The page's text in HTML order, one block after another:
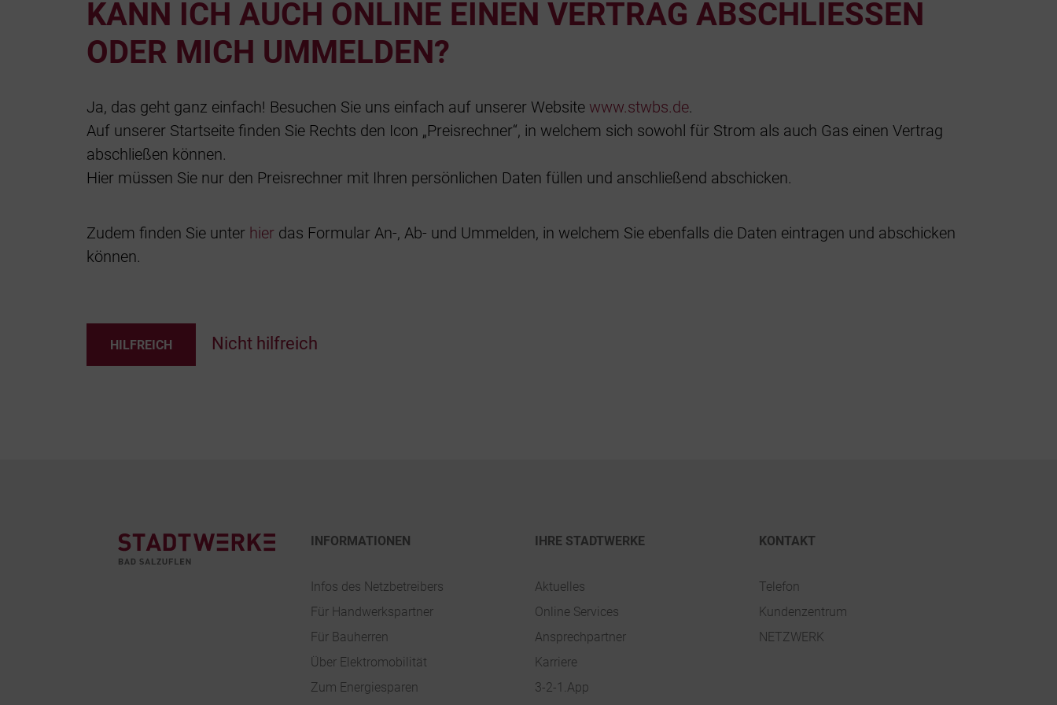
KANN ICH AUCH ONLINE EINEN VERTRAG ABSCHLIESSEN O
DER MICH UMMELDEN?
Ja, das geht ganz einfach! Besuchen Sie uns einfach auf unserer Website www.stwbs.de.
Auf unserer Startseite finden Sie Rechts den Icon „Preisrechner“, in welchem sich sowohl für Strom als auch Gas einen Vertrag
abschließen können.
Hier müssen Sie nur den Preisrechner mit Ihren persönlichen Daten füllen und anschließend abschicken.
Zudem finden Sie unter hier das Formular An-, Ab- und Ummelden, in welchem Sie ebenfalls die Daten eintragen und abschicken
können.
HILFREICH Nicht hilfreich
INFORMATIONEN
Infos des Netzbetreibers
Für Handwerkspartner
Für Bauherren
Über Elektromobilität
Zum Energiesparen
IHRE STADTWERKE
Aktuelles
Online Services
Ansprechpartner
Karriere
3-2-1.App
KONTAKT
Telefon
Kundenzentrum
NETZWERK